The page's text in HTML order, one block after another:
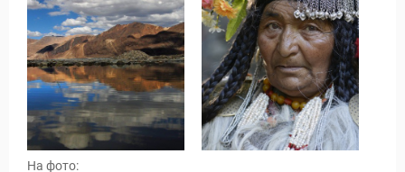
На фото: